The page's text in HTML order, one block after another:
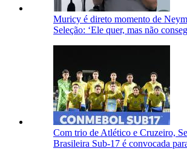
Muricy é direto momento de
Seleção: ‘Ele quer, mas não
Com trio de Atlético e Cruzeiro,
Brasileira Sub-17 é convocada